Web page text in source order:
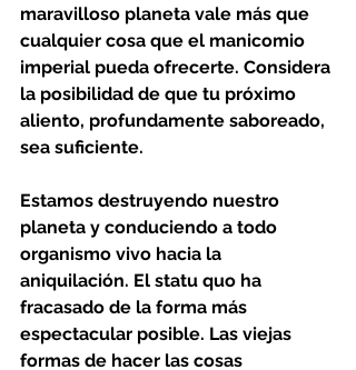
maravilloso planeta vale más que
cualquier cosa que el manicomio
imperial pueda ofrecerte. Considera
la posibilidad de que tu próximo
aliento, profundamente saboreado,
sea suficiente.
Estamos destruyendo nuestro
planeta y conduciendo a todo
organismo vivo hacia la
aniquilación. El statu quo ha
fracasado de la forma más
espectacular posible. Las viejas
formas de hacer las cosas